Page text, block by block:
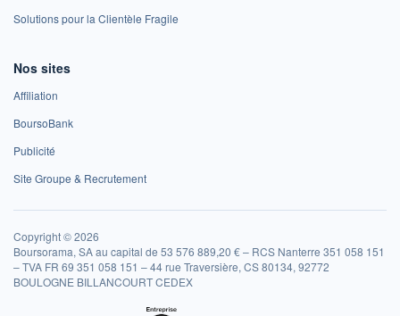
Solutions pour la Clientèle Fragile
Nos sites
Affiliation
BoursoBank
Publicité
Site Groupe & Recrutement
Copyright © 2026
Boursorama, SA au capital de 53 576 889,20 € – RCS Nanterre 351 058 151
– TVA FR 69 351 058 151 – 44 rue Traversière, CS 80134, 92772
BOULOGNE BILLANCOURT CEDEX